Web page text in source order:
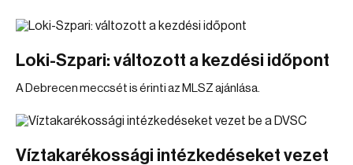
Loki-Szpari: változott a kezdési időpont
A Debrecen meccsét is érinti az MLSZ ajánlása.
Víztakarékossági intézkedéseket vezet